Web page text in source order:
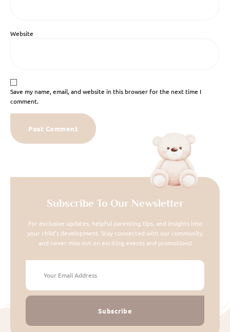
Website
Save my name, email, and website in this browser for the next time I
comment.
Subscribe To Our Newsletter
For exclusive updates, helpful parenting tips, and insights into
your child's development. Stay connected with our community
and never miss out on exciting events and promotions!
Subscribe